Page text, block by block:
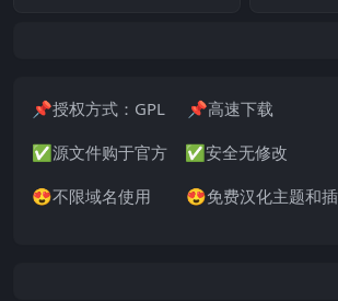
📌授权方式：GPL 📌高速下载
✅源文件购于官方 ✅安全无修改
😍不限域名使用 😍免费汉化主题和